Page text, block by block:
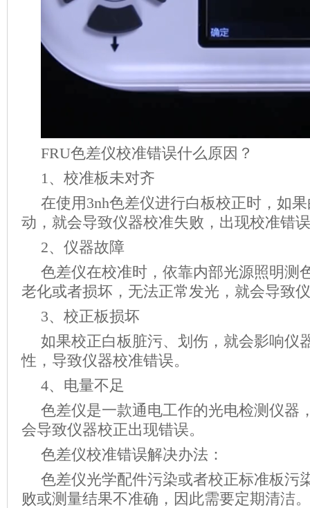
FRU色差仪校准错误什么原因？
1、校准板未对齐
在使用3nh色差仪进行白板校正时，如
动，就会导致仪器校准失败，出现校准错
2、仪器故障
色差仪在校准时，依靠内部光源照明测
老化或者损坏，无法正常发光，就会导致
3、校正板损坏
如果校正白板脏污、划伤，就会影响仪
性，导致仪器校准错误。
4、电量不足
色差仪是一款通电工作的光电检测仪器
会导致仪器校正出现错误。
色差仪校准错误解决办法：
色差仪光学配件污染或者校正标准板污
败或测量结果不准确，因此需要定期清洁。